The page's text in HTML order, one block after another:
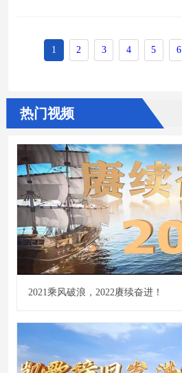
1 2 3 4 5 6
热门视频
2021乘风破浪，2022赓续奋进！